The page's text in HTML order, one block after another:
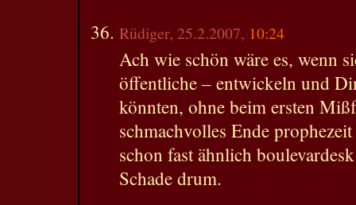
Rüdiger, 25.2.2007, 10:24
Ach wie schön wäre es, wenn
öffentliche – entwickeln und
könnten, ohne beim ersten
schmachvolles Ende
schon fast ähnlich
Schade drum.